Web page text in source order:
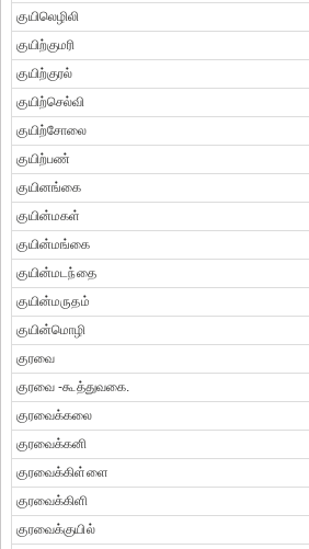
குயிலெழிலி
குயிற்குமரி
குயிற்குரல்
குயிற்செல்வி
குயிற்சோலை
குயிற்பண்
குயினங்கை
குயின்மகள்
குயின்மங்கை
குயின்மடந்தை
குயின்மருதம்
குயின்மொழி
குரவை
குரவை -கூத்துவகை.
குரவைக்கலை
குரவைக்கனி
குரவைக்கிள்ளை
குரவைக்கிளி
குரவைக்குயில்